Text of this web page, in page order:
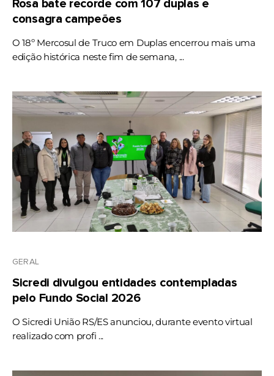
Rosa bate recorde com 107 duplas e
consagra campeões
O 18º Mercosul de Truco em Duplas encerrou mais uma
edição histórica neste fim de semana, ...
GERAL
Sicredi divulgou entidades contempladas
pelo Fundo Social 2026
O Sicredi União RS/ES anunciou, durante evento virtual
realizado com profi ...